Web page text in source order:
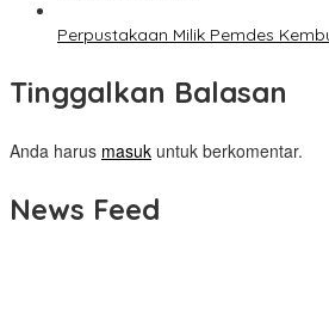
Perpustakaan Milik Pemdes
Tinggalkan Balasan
Anda harus masuk untuk berkomentar.
News Feed